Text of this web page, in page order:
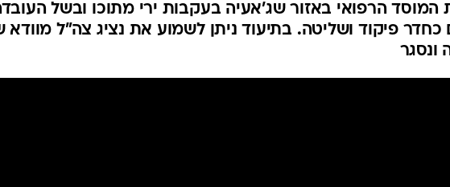
המוסד הרפואי באזור שג'אעיה בעקבות ירי מתוכו ובשל
פיקוד ושליטה. בתיעוד ניתן לשמוע את נציג צה"ל מוודא
ונסגר